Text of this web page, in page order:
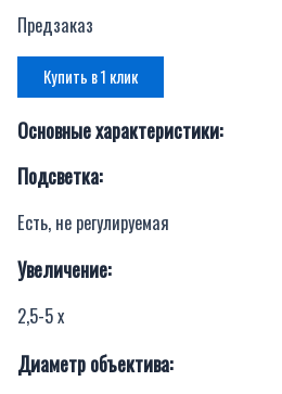
Предзаказ
Купить в 1 клик
Основные характеристики:
Подсветка:
Есть, не регулируемая
Увеличение:
2,5-5 x
Диаметр объектива: